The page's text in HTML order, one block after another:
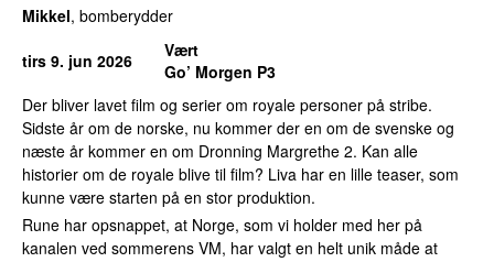
Mikkel, bomberydder
tirs 9. jun 2026
Vært
Go’ Morgen P3
Der bliver lavet film og serier om royale personer på stribe.
Sidste år om de norske, nu kommer der en om de svenske og
næste år kommer en om Dronning Margrethe 2. Kan alle
historier om de royale blive til film? Liva har en lille teaser, som
kunne være starten på en stor produktion.
Rune har opsnappet, at Norge, som vi holder med her på
kanalen ved sommerens VM, har valgt en helt unik måde at